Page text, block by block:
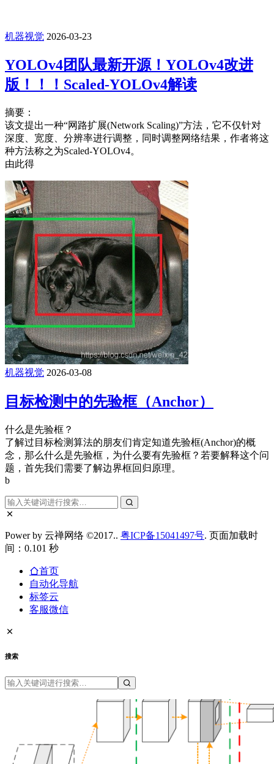
机器视觉 2026-03-23
YOLOv4团队最新开源！YOLOv4改进
版！！！Scaled-YOLOv4解读
摘要：
该文提出一种“网路扩展(Network Scaling)”方法，它不仅针对
深度、宽度、分辨率进行调整，同时调整网络结果，作者将这
种方法称之为Scaled-YOLOv4。
由此得
机器视觉 2026-03-08
目标检测中的先验框（Anchor）
什么是先验框？
了解过目标检测算法的朋友们肯定知道先验框(Anchor)的概
念，那么什么是先验框，为什么要有先验框？若要解释这个问
题，首先我们需要了解边界框回归原理。
b
Power by 云禅网络 ©2017.. 粤ICP备15041497号. 页面加载时
间：0.101 秒
首页
自动化导航
标签云
客服微信
搜索